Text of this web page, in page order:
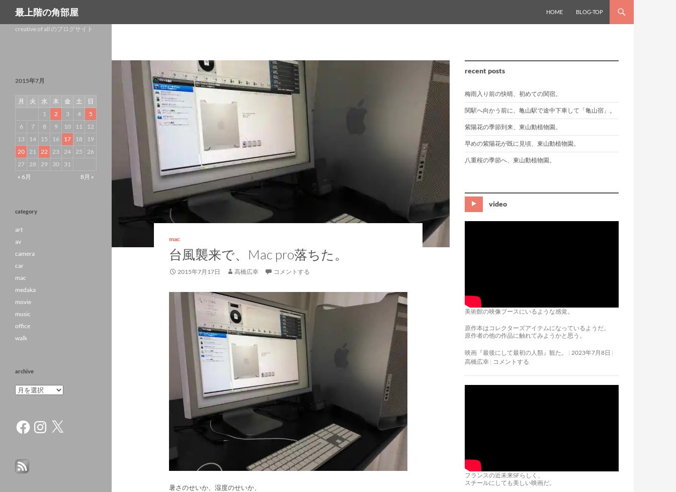
最上階の角部屋 HOME BLOG-TOP
mac
台風襲来で、Mac pro落ちた。
2015年7月17日 高橋広幸 コメントする
暑さのせいか、湿度のせいか、
recent posts
梅雨入り前の快晴、初めての関宿。
関駅へ向かう前に、亀山駅で途中下車して「亀山宿」。
紫陽花の季節到来、東山動植物園。
早めの紫陽花が既に見頃、東山動植物園。
八重桜の季節へ、東山動植物園。
video
美術館の映像ブースにいるような感覚。
原作本はコレクターズアイテムになっているようだ。
原作者の他の作品に触れてみようかと思う。
映画『最後にして最初の人類』観た。
2023年7月8日
高橋広幸
コメントする
フランスの近未来SFらしく、
スチールにしても美しい映画だ。
creative of all のブログサイト
2015年7月
月 火 水 木 金 土
日
1
2 3 4
5
6
7 8 9 10 11
12
13
14 15 16 17 18
19
20
21 22 23 24 25
26
27
28 29 30
31
« 6月
8月 »
category
art
av
camera
car
mac
medaka
movie
music
office
walk
archive
archive
FacebookInstagram
X